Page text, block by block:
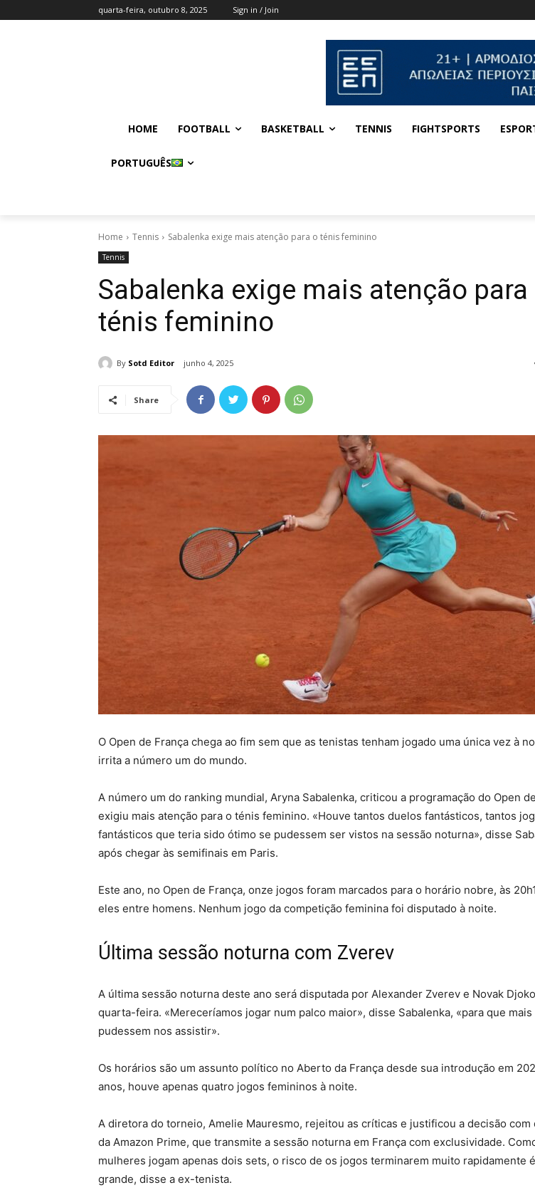
quarta-feira, outubro 8, 2025 Sign in / Join
HOME FOOTBALL BASKETBALL TENNIS FIGHTSPORTS
PORTUGUÊS
Home Tennis Sabalenka exige mais atenção para o ténis feminino
Tennis
Sabalenka exige mais atenção para
ténis feminino
By Sotd Editor junho 4, 2025
Share
O Open de França chega ao fim sem que as tenistas tenham jogado uma única vez à
irrita a número um do mundo.
A número um do ranking mundial, Aryna Sabalenka, criticou a programação do Open
exigiu mais atenção para o ténis feminino. «Houve tantos duelos fantásticos, tantos
fantásticos que teria sido ótimo se pudessem ser vistos na sessão noturna», disse
após chegar às semifinais em Paris.
Este ano, no Open de França, onze jogos foram marcados para o horário nobre, às
eles entre homens. Nenhum jogo da competição feminina foi disputado à noite.
Última sessão noturna com Zverev
A última sessão noturna deste ano será disputada por Alexander Zverev e Novak
quarta-feira. «Mereceríamos jogar num palco maior», disse Sabalenka, «para que mais
pudessem nos assistir».
Os horários são um assunto político no Aberto da França desde sua introdução em
anos, houve apenas quatro jogos femininos à noite.
A diretora do torneio, Amelie Mauresmo, rejeitou as críticas e justificou a decisão com
da Amazon Prime, que transmite a sessão noturna em França com exclusividade.
mulheres jogam apenas dois sets, o risco de os jogos terminarem muito rapidamente
grande, disse a ex-tenista.